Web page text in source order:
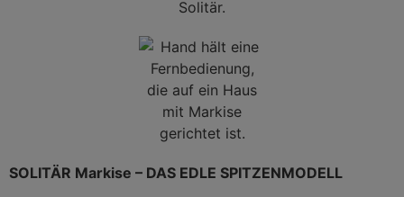
SOLITÄR Markise – DAS EDLE SPITZENMODELL